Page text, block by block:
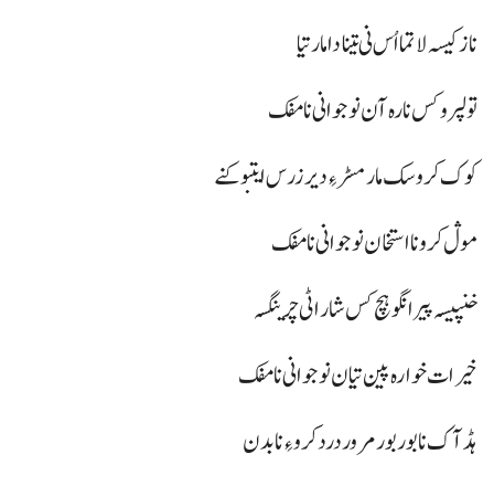
ناز کیسہ لاتما اُس نی تینا دا مار تیا
تولپرو کس نا رہ آن نوجوانی نا مفک
کوک کروسک مار مسڑ ءِ دیر زرس ایتبو کنے
موڷ کرو نا استخان نوجوانی نا مفک
خنپیسہ پیر انگو ہچ کس شار اٹی چرینگسہ
خیرات خوارہ پین تیان نوجوانی نا مفک
ہڈ آک نا بور بور مرور درد کرو ءِ نا بدن